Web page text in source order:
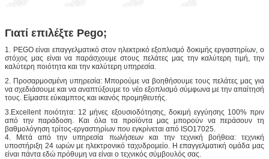
Γιατί επιλέξτε Pego;
1. PEGO είναι επαγγελματικό στον ηλεκτρικό εξοπλισμό δοκιμής εργαστηρίων, ο
στόχος μας είναι να παράσχουμε στους πελάτες μας την καλύτερη τιμή, την
καλύτερη ποιότητα και την καλύτερη υπηρεσία.
2. Προσαρμοσμένη υπηρεσία: Μπορούμε να βοηθήσουμε τους πελάτες μας για
να σχεδιάσουμε και να αναπτύξουμε το νέο εξοπλισμό σύμφωνα με την απαίτησή
τους. Είμαστε εύκαμπτος και ικανός προμηθευτής.
3.Excellent ποιότητα: 12 μήνες εξουσιοδότησης, δοκιμή εγγύησης 100% πριν
από την παράδοση. Και όλα τα προϊόντα μας μπορούν να περάσουν τη
βαθμολόγηση τρίτος-εργαστηρίων που εγκρίνεται από ISO17025.
4. Μετά από την υπηρεσία πωλήσεων και την τεχνική βοήθεια: τεχνική
υποστήριξη 24 ωρών με ηλεκτρονικό ταχυδρομείο. Η επαγγελματική ομάδα μας
είναι πάντα εδώ πρόθυμη να είναι ο τεχνικός σύμβουλός σας.